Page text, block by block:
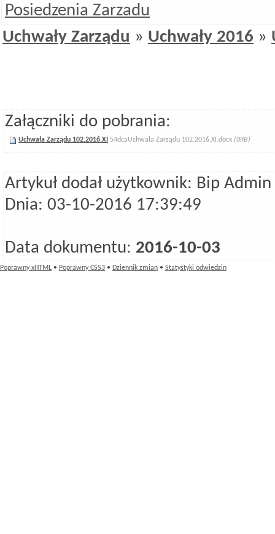
Posiedzenia Zarzadu
Uchwały Zarządu » Uchwały 2016 »
Załączniki do pobrania:
Uchwała Zarządu 102.2016.XI 54dcaUchwała Zarządu 102.2016.XI.docx (0KB)
Artykuł dodał użytkownik: Bip Admin
Dnia: 03-10-2016 17:39:49
Data dokumentu: 2016-10-03
Poprawny xHTML • Poprawny CSS3 • Dziennik zmian • Statystyki odwiedzin